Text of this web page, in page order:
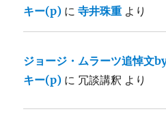
キー(p) に寺井珠重 より
ジョージ・ムラーツ追悼文
キー(p) に 冗談講釈 より